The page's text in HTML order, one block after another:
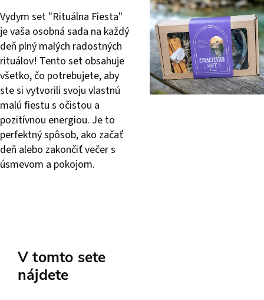
Vydym set "Rituálna Fiesta"
je vaša osobná sada na každý
deň plný malých radostných
rituálov! Tento set obsahuje
všetko, čo potrebujete, aby
ste si vytvorili svoju vlastnú
malú fiestu s očistou a
pozitívnou energiou. Je to
perfektný spôsob, ako začať
deň alebo zakončiť večer s
úsmevom a pokojom.
V tomto sete
nájdete